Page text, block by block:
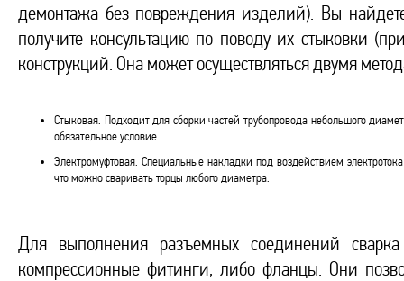
демонтажа без повреждения изделий). Вы
получите консультацию по поводу их стыковки
конструкций. Она может осуществляться двумя
Стыковая. Подходит для сборки частей трубопровода небольшого
обязательное условие.
Электромуфтовая. Специальные накладки под воздействием
что можно сваривать торцы любого диаметра.
Для выполнения разъемных соединений
компрессионные фитинги, либо фланцы. Они